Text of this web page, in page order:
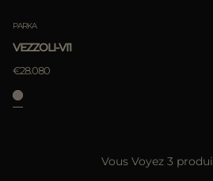
PARKA
VEZZOLI-VI1
€28.080
Vous Voyez 3